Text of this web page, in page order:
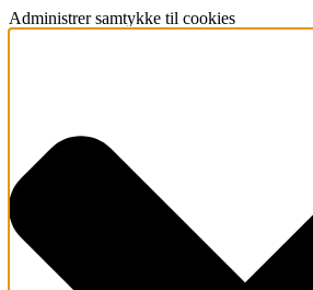
Administrer samtykke til cookies